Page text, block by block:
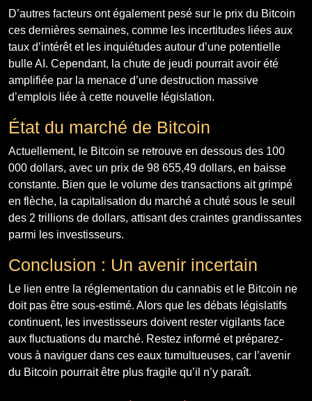
D’autres facteurs ont également pesé sur le prix du Bitcoin
ces dernières semaines, comme les incertitudes liées aux
taux d’intérêt et les inquiétudes autour d’une potentielle
bulle AI. Cependant, la chute de jeudi pourrait avoir été
amplifiée par la menace d’une destruction massive
d’emplois liée à cette nouvelle législation.
État du marché de Bitcoin
Actuellement, le Bitcoin se retrouve en dessous des 100
000 dollars, avec un prix de 98 655,49 dollars, en baisse
constante. Bien que le volume des transactions ait grimpé
en flèche, la capitalisation du marché a chuté sous le seuil
des 2 trillions de dollars, attisant des craintes grandissantes
parmi les investisseurs.
Conclusion : Un avenir incertain
Le lien entre la réglementation du cannabis et le Bitcoin ne
doit pas être sous-estimé. Alors que les débats législatifs
continuent, les investisseurs doivent rester vigilants face
aux fluctuations du marché. Restez informé et préparez-
vous à naviguer dans ces eaux tumultueuses, car l’avenir
du Bitcoin pourrait être plus fragile qu’il n’y paraît.